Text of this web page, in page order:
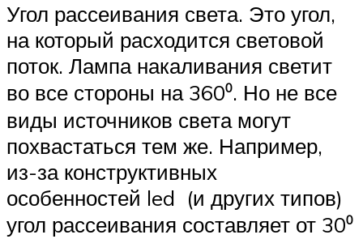
Угол рассеивания света. Это угол,
на который расходится световой
поток. Лампа накаливания светит
во все стороны на 360⁰. Но не все
виды источников света могут
похвастаться тем же. Например,
из-за конструктивных
особенностей led (и других типов)
угол рассеивания составляет от 30⁰